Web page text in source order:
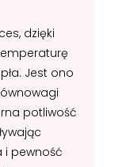
dzięki
Jest ono
potliwość
i pewność